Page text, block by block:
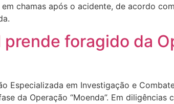
chamas após o acidente, de acordo
foragido da
Especializada em Investigação e
da Operação “Moenda”. Em